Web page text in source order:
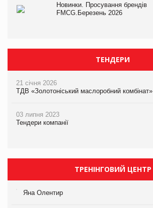
Новинки. Просування брендів
FMCG.Березень 2026
ТЕНДЕРИ
21 січня 2026
ТДВ «Золотоніський маслоробний комбінат»
03 липня 2023
Тендери компанії
ТРЕНІНГОВИЙ ЦЕНТР
Яна Олентир